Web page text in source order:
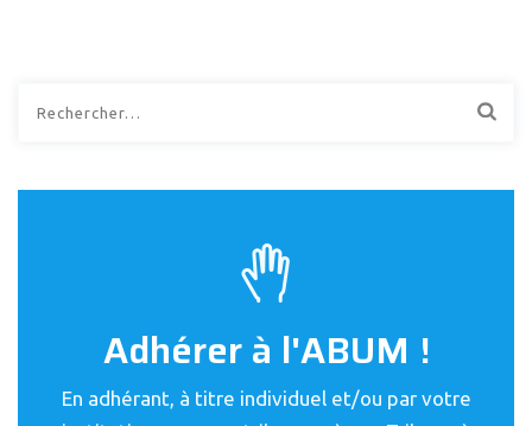
Adhérer à l'ABUM !
En adhérant, à titre individuel et/ou par votre